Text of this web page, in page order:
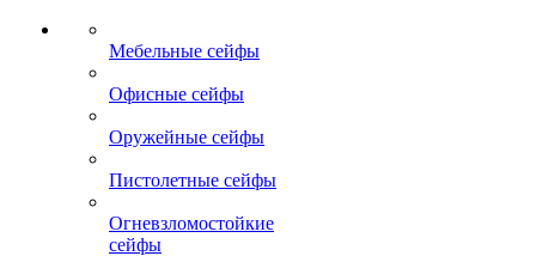
Мебельные сейфы
Офисные сейфы
Оружейные сейфы
Пистолетные сейфы
Огневзломостойкие
сейфы